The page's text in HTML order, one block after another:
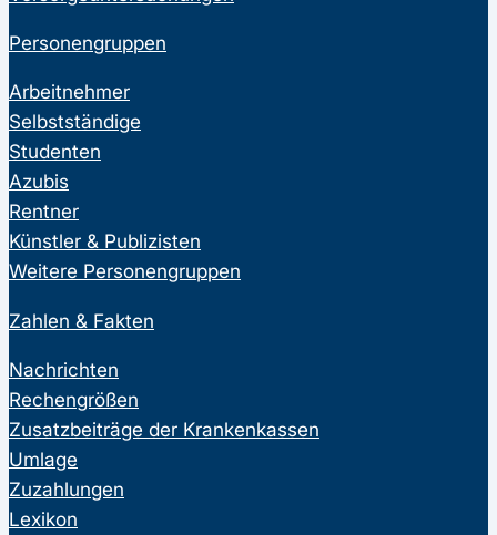
Personengruppen
Arbeitnehmer
Selbstständige
Studenten
Azubis
Rentner
Künstler & Publizisten
Weitere Personengruppen
Zahlen & Fakten
Nachrichten
Rechengrößen
Zusatzbeiträge der Krankenkassen
Umlage
Zuzahlungen
Lexikon